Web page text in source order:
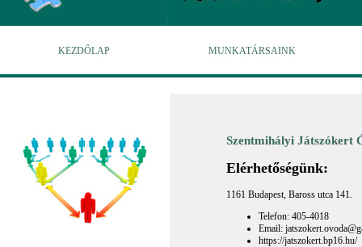
KEZDŐLAP MUNKATÁRSAINK
Szentmihályi Játszókert
Elérhetőségünk:
1161 Budapest, Baross utca 141.
Telefon: 405-4018
Email:
https://jatszokert.bp16.hu/